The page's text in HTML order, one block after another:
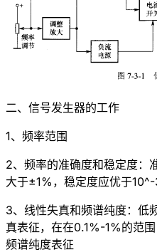
二、信号发生器的工作
1、频率范围
2、频率的准确度和稳定度：
大于±1%，稳定度应优于
3、线性失真和频谱纯度：低
真表征，在在0.1%-1%的范
频谱纯度表征